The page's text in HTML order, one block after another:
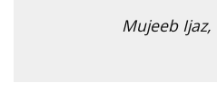
Mujeeb Ijaz,